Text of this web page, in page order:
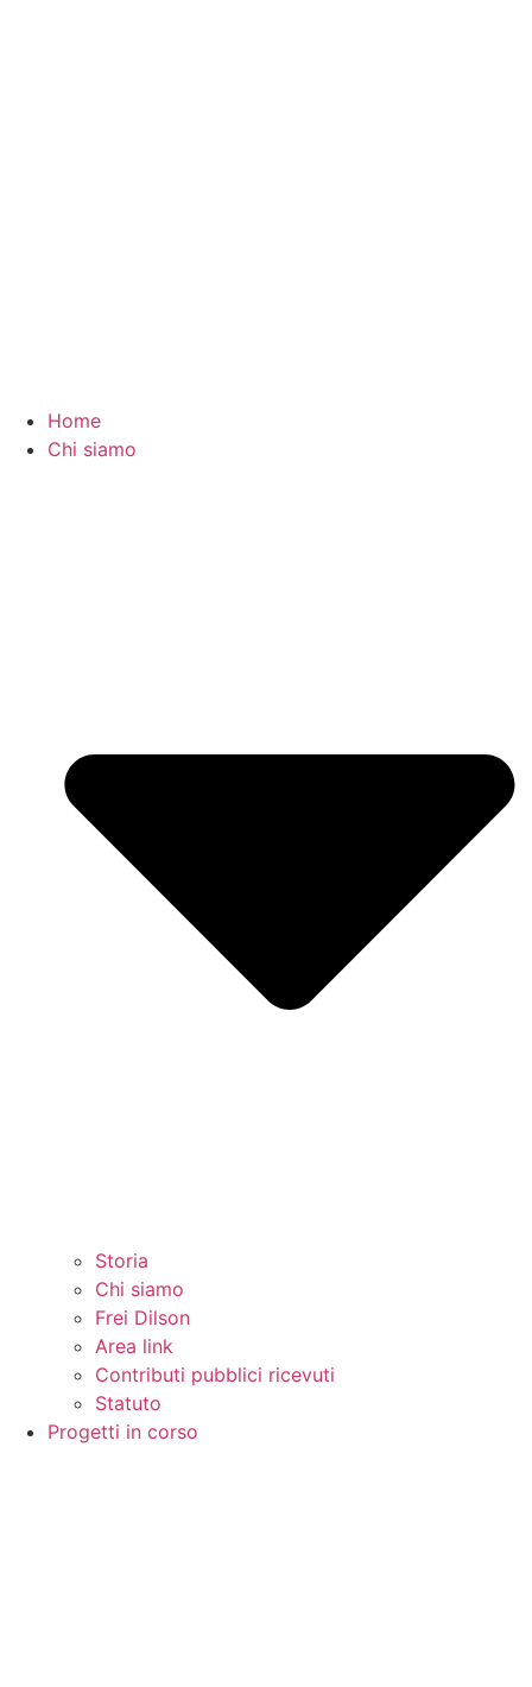
Home
Chi siamo
Storia
Chi siamo
Frei Dilson
Area link
Contributi pubblici ricevuti
Statuto
Progetti in corso